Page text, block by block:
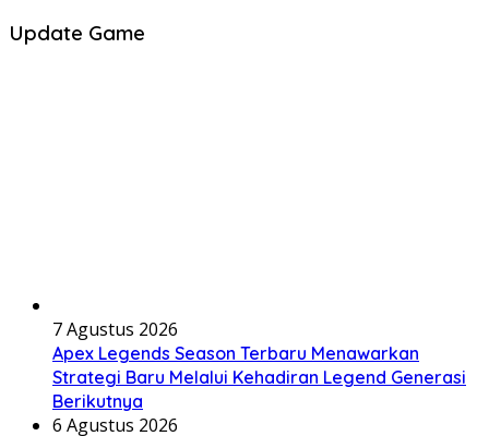
Update Game
7 Agustus 2026
Apex Legends Season Terbaru Menawarkan
Strategi Baru Melalui Kehadiran Legend Generasi
Berikutnya
6 Agustus 2026